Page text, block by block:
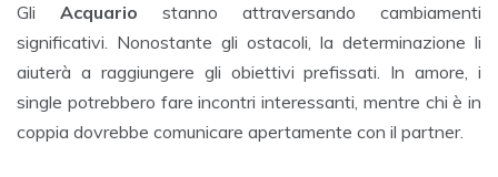
Gli Acquario stanno attraversando cambiamenti
significativi. Nonostante gli ostacoli, la determinazione li
aiuterà a raggiungere gli obiettivi prefissati. In amore, i
single potrebbero fare incontri interessanti, mentre chi è in
coppia dovrebbe comunicare apertamente con il partner.